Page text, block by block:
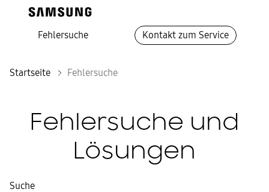
Fehlersuche Kontakt zum Service
Startseite Fehlersuche
Fehlersuche und
Lösungen
Suche